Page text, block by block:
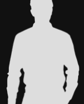
Prozent